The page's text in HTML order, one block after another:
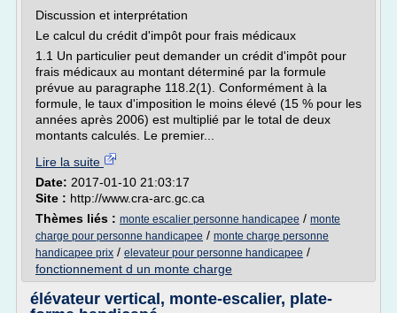
Discussion et interprétation
Le calcul du crédit d'impôt pour frais médicaux
1.1 Un particulier peut demander un crédit d'impôt pour
frais médicaux au montant déterminé par la formule
prévue au paragraphe 118.2(1). Conformément à la
formule, le taux d'imposition le moins élevé (15 % pour les
années après 2006) est multiplié par le total de deux
montants calculés. Le premier...
Lire la suite
Date: 2017-01-10 21:03:17
Site : http://www.cra-arc.gc.ca
Thèmes liés : monte escalier personne handicapee / monte
charge pour personne handicapee / monte charge personne
handicapee prix / elevateur pour personne handicapee /
fonctionnement d un monte charge
élévateur vertical, monte-escalier, plate-